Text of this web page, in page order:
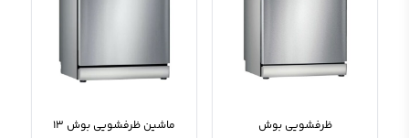
ظرفشویی بوش
ماشین ظرفشویی بوش 13